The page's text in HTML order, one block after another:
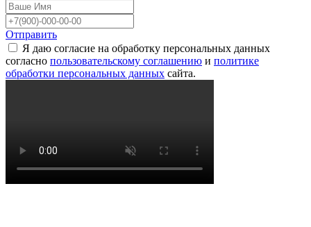
Отправить
Я даю согласие на обработку персональных данных
согласно пользовательскому соглашению и политике
обработки персональных данных сайта.